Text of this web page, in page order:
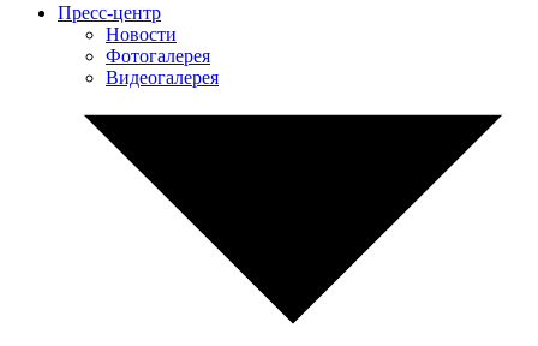
Пресс-центр
Новости
Фотогалерея
Видеогалерея